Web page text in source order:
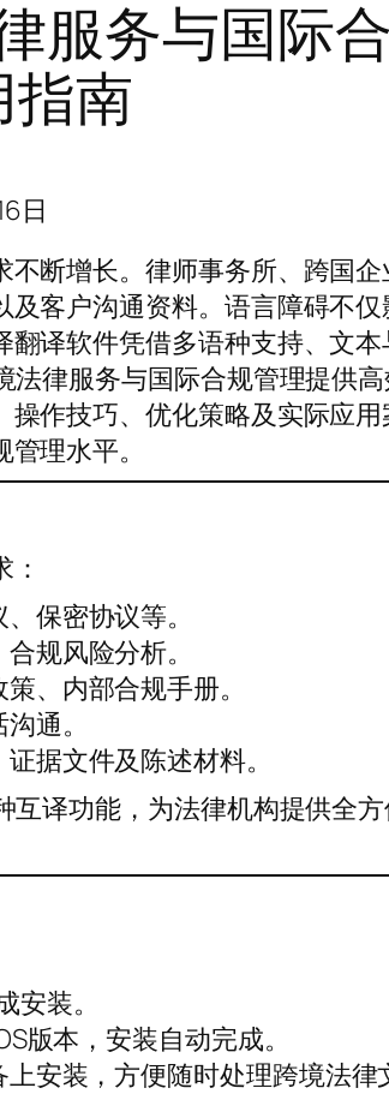
服务与国际
南
日
断增长。律师事务所、跨国
客户沟通资料。语言障碍不
译软件凭借多语种支持、文
律服务与国际合规管理提供
作技巧、优化策略及实际应
理水平。
保密协议等。
规风险分析。
、内部合规手册。
通。
据文件及陈述材料。
译功能，为法律机构提供全
装。
版本，安装自动完成。
安装，方便随时处理跨境法律